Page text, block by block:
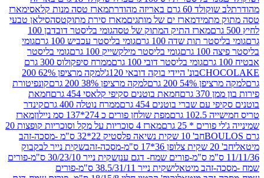
60 גרם באריזה מהודרת
מארז טסה מנות קלאסי מארז
מארז ים של מותגיםמארז סירת מתוקטסהסילאן טבעי
מארז התיק המתוק של טסה
גומי בליסטר דובדבן 100
תות שדה 100 גרם
גומי בליסטר עכביש 100 גרם
גומי
גרם
גומי בליסטר מילקשייק 100 גרם
גומי בליסטר
גומי בליסטר דובי 100 גרם
ממרח סיפקולוס 300 גרם
בונ' היידי בוקה דובאי 120ג'
למקה מרציפן 62% 200
200 גרם
למקה מרציפן 38% 200 גרם
קונפיטורת
גרם
חמאת בוטנים סקיפי קלאסי 454 גרם
חמאת
עם שברי בוטנים 454 גרם
ממרח נוטלה 400 גרם
קינדר
גרם
מפת שולחן פורים כ 274*137 סמ ניילון
מארז
* 25 גרם
מארז 4 סוכריות על מקל וסוכריות קופצות 20
חב' 10 שקית נשיאה פלסטיק 22*32 ס"מ -מסכה-זהב
שקית נייר לבקבוק
שקית נייר 30/23/10 ס"מ-פורים
זהב מיטאלי
שקית נייר 38.5/31/11 ס"מ-פורים